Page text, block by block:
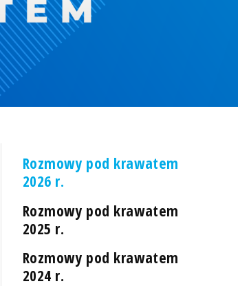
Rozmowy pod krawatem
2026 r.
Rozmowy pod krawatem
2025 r.
Rozmowy pod krawatem
2024 r.